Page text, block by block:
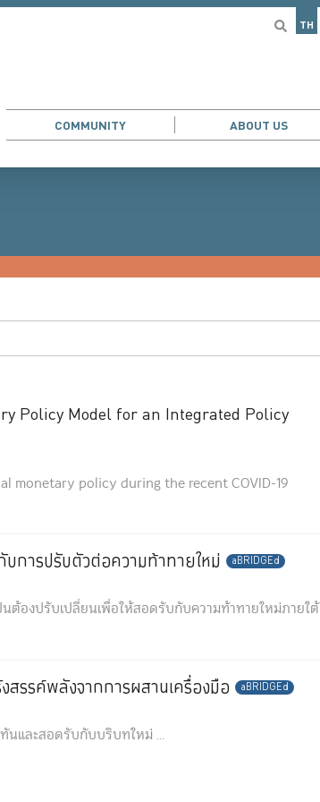
TH
COMMUNITY ABOUT US
Policy Model for an Integrated Policy
monetary policy during the recent COVID-19
บการปรับตัวต่อความท้าทายใหม่ aBRIDGEd
นต้องปรับเปลี่ยนเพื่อให้สอดรับกับความท้าทายใหม่ภายใต้
สรรค์พลังจากการผสานเครื่องมือ aBRIDGEd
นและสอดรับกับบริบทใหม่ ...